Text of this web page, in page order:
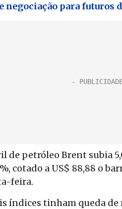
negociação para futuros
de petróleo Brent subia
cotado a US$ 88,88 o
feira.
índices tinham queda